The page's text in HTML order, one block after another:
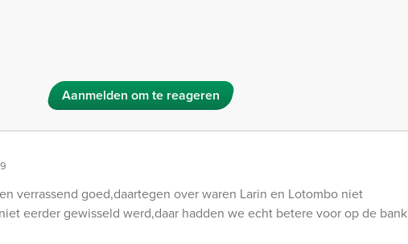
Aanmelden om te reageren
verrassend goed,daartegen over waren Larin en Lotombo niet
eerder gewisseld werd,daar hadden we echt betere voor op de bank